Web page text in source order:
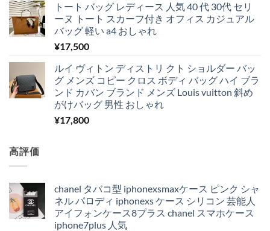
トート バッグ レディース 人気 40 代 30代 セリ
ーヌ トート スカーフ付き オフィス カジュアル
バッグ 軽い a4 おしゃれ
¥17,500
ルイ ヴィトン ディストリ クト ショルダー バッ
グ メンズ コピー クロス ボディ バッグ ハイ ブラ
ンド カバン ブランド メンズ Louis vuitton 斜め
がけバッグ 男性 おしゃれ
¥17,800
高評価
chanel タバコ型 iphonexsmaxケース ピンク シャ
ネル パロディ iphonexs ケース シリコン 芸能人
アイフォンケース8プラス chanel スマホケース
iphone7plus 人気